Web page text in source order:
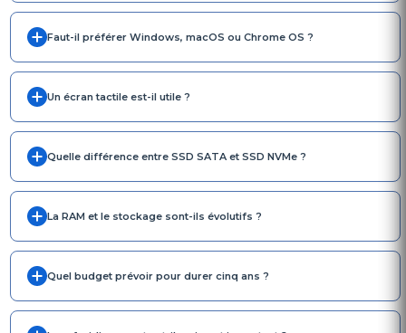
Faut-il préférer Windows, macOS ou Chrome OS ?
Un écran tactile est-il utile ?
Quelle différence entre SSD SATA et SSD NVMe ?
La RAM et le stockage sont-ils évolutifs ?
Quel budget prévoir pour durer cinq ans ?